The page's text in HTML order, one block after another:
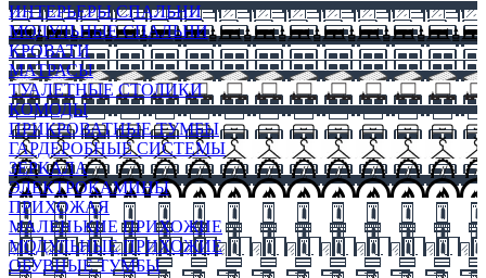
ИНТЕРЬЕРЫ СПАЛЬНИ
МОДУЛЬНЫЕ СПАЛЬНИ
КРОВАТИ
МАТРАСЫ
ТУАЛЕТНЫЕ СТОЛИКИ
КОМОДЫ
ПРИКРОВАТНЫЕ ТУМБЫ
ГАРДЕРОБНЫЕ СИСТЕМЫ
ЗЕРКАЛА
ЭЛЕКТРОКАМИНЫ
ПРИХОЖАЯ
МАЛЕНЬКИЕ ПРИХОЖИЕ
МОДУЛЬНЫЕ ПРИХОЖИЕ
ОБУВНЫЕ ТУМБЫ